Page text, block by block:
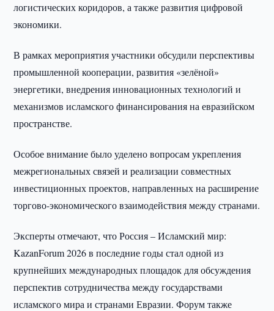
логистических коридоров, а также развития цифровой
экономики.
В рамках мероприятия участники обсудили перспективы
промышленной кооперации, развития «зелёной»
энергетики, внедрения инновационных технологий и
механизмов исламского финансирования на евразийском
пространстве.
Особое внимание было уделено вопросам укрепления
межрегиональных связей и реализации совместных
инвестиционных проектов, направленных на расширение
торгово-экономического взаимодействия между странами.
Эксперты отмечают, что Россия – Исламский мир:
KazanForum 2026 в последние годы стал одной из
крупнейших международных площадок для обсуждения
перспектив сотрудничества между государствами
исламского мира и странами Евразии. Форум также